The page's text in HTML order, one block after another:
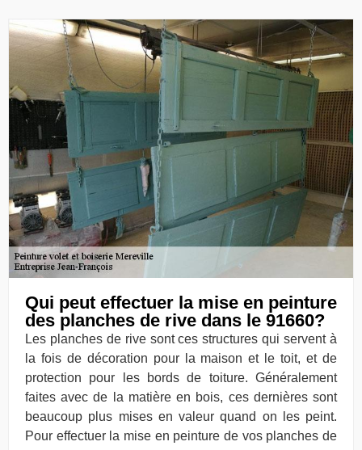
Qui peut effectuer la mise en peinture
des planches de rive dans le 91660?
Les planches de rive sont ces structures qui servent à
la fois de décoration pour la maison et le toit, et de
protection pour les bords de toiture. Généralement
faites avec de la matière en bois, ces dernières sont
beaucoup plus mises en valeur quand on les peint.
Pour effectuer la mise en peinture de vos planches de